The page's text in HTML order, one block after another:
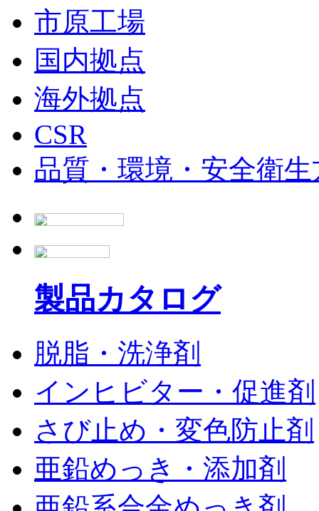
市原工場
国内拠点
海外拠点
CSR
品質・環境・安全衛生
製品カタログ
脱脂・洗浄剤
インヒビター・促進剤
さび止め・変色防止剤
亜鉛めっき・添加剤